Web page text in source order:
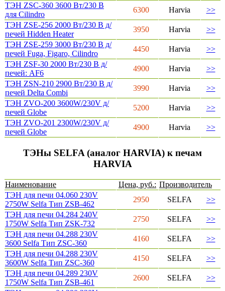
ТЭН ZSC-360 3600 Вт/230 В
для Cilindro
6300 Harvia
>>
ТЭН ZSE-256 2000 Вт/230 В д/
печей Hidden Heater
3950 Harvia
>>
ТЭН ZSE-259 3000 Вт/230 В д/
печей Fuga, Figaro, Cilindro
4450 Harvia
>>
ТЭН ZSF-30 2000 Вт/230 В д/
печей: AF6
4900 Harvia
>>
ТЭН ZSN-210 2900 Вт/230 В д/
печей Delta Combi
3990 Harvia
>>
ТЭН ZVO-200 3600W/230V д/
печей Globe
5200 Harvia
>>
ТЭН ZVO-201 2300W/230V д/
печей Globe
4900 Harvia >>
ТЭНы SELFA (аналог HARVIA) к печам
HARVIA
Наименование Цена, руб.: Производитель
ТЭН для печи 04.060 230V
2750W Selfa Тип ZSB-462
2950 SELFA
>>
ТЭН для печи 04.284 240V
1750W Selfa Тип ZSK-732
2750 SELFA
>>
ТЭН для печи 04.288 230V
3600 Selfa Тип ZSC-360
4160 SELFA
>>
ТЭН для печи 04.288 230V
3600W Selfa Тип ZSC-360
4150 SELFA
>>
ТЭН для печи 04.289 230V
1750W Selfa Тип ZSB-461
2600 SELFA
>>